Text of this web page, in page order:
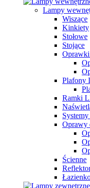
Lampy
Wiszące
Kinkiety
Stołowe
Stojące
Plafony
Ramki
Oprawy
Ścienne